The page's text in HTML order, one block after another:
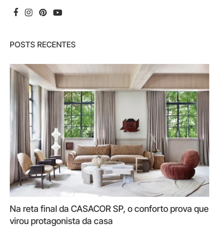
POSTS RECENTES
Na reta final da CASACOR SP, o conforto prova que
virou protagonista da casa